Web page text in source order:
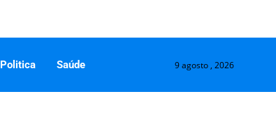
Politica Saúde 9 agosto , 2026